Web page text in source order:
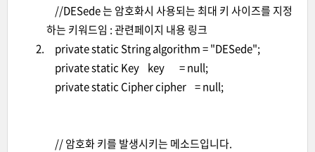
//DESede 는 암호화시 사용되는 최대 키 사이즈를 지정
하는 키워드임 :관련페이지 내용 링크
private static String algorithm = "DESede";
private static Key key = null;
private static Cipher cipher = null;
// 암호화 키를 발생시키는 메소드입니다.